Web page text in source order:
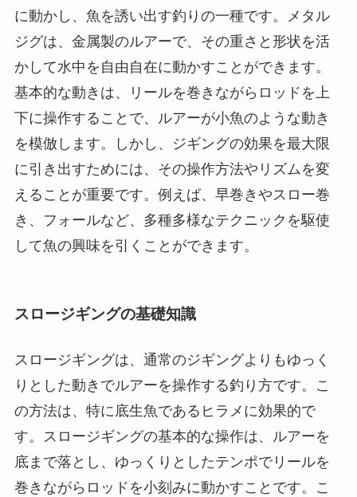
に動かし、魚を誘い出す釣りの一種です。メタル
ジグは、金属製のルアーで、その重さと形状を活
かして水中を自由自在に動かすことができます。
基本的な動きは、リールを巻きながらロッドを上
下に操作することで、ルアーが小魚のような動き
を模倣します。しかし、ジギングの効果を最大限
に引き出すためには、その操作方法やリズムを変
えることが重要です。例えば、早巻きやスロー巻
き、フォールなど、多種多様なテクニックを駆使
して魚の興味を引くことができます。
スロージギングの基礎知識
スロージギングは、通常のジギングよりもゆっく
りとした動きでルアーを操作する釣り方です。こ
の方法は、特に底生魚であるヒラメに効果的で
す。スロージギングの基本的な操作は、ルアーを
底まで落とし、ゆっくりとしたテンポでリールを
巻きながらロッドを小刻みに動かすことです。こ